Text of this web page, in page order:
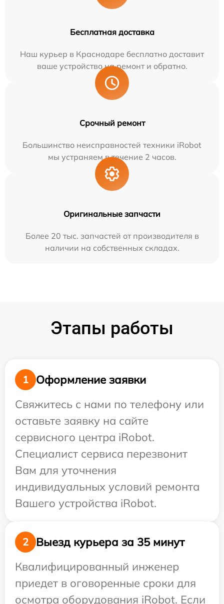
Бесплатная доставка
Наш курьер в Краснодаре бесплатно доставит
ваше устройство на ремонт и обратно.
Срочный ремонт
Большинство неисправностей техники iRobot
мы устраняем в течение 2 часов.
Оригинальные запчасти
Более 20 тыс. запчастей от производителя в
наличии на собственных складах.
Этапы работы
1
Оформление заявки
Свяжитесь с нами по телефону или
оставьте заявку на сайте
сервисного центра iRobot.
Специалист сервиса перезвонит
Вам для уточнения
индивидуальных условий ремонта
Вашего устройства iRobot.
2
Выезд курьера за 35 минут
Квалифицированный инженер
приедет в оговоренные сроки для
осмотра оборудования iRobot. Если